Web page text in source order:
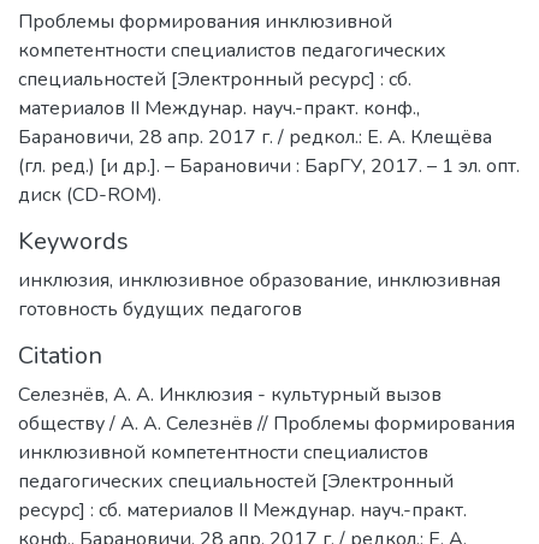
Проблемы формирования инклюзивной
компетентности специалистов педагогических
специальностей [Электронный ресурс] : сб.
материалов II Междунар. науч.-практ. конф.,
Барановичи, 28 апр. 2017 г. / редкол.: Е. А. Клещёва
(гл. ред.) [и др.]. – Барановичи : БарГУ, 2017. – 1 эл. опт.
диск (CD-ROM).
Keywords
инклюзия, инклюзивное образование, инклюзивная
готовность будущих педагогов
Citation
Селезнёв, А. А. Инклюзия - культурный вызов
обществу / А. А. Селезнёв // Проблемы формирования
инклюзивной компетентности специалистов
педагогических специальностей [Электронный
ресурс] : сб. материалов II Междунар. науч.-практ.